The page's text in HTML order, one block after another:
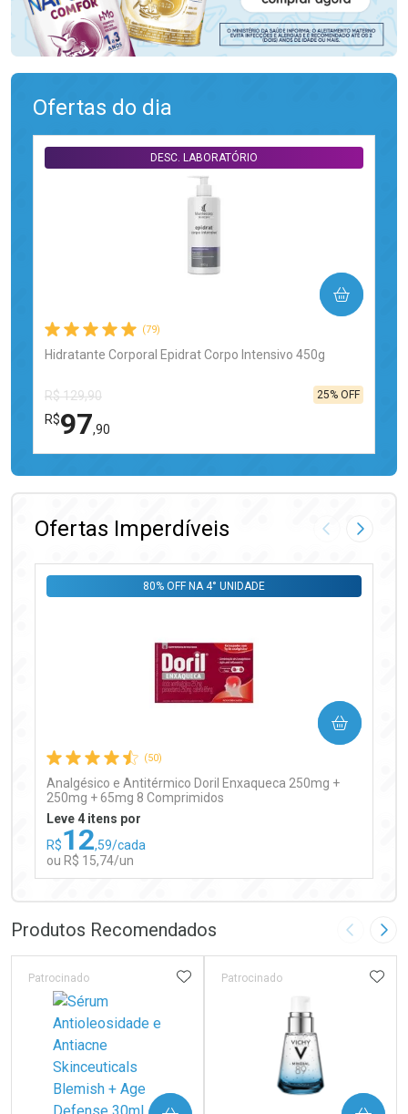
Ofertas do dia
(79)
Hidratante Corporal Epidrat Corpo Intensivo 450g
DESC. LABORATÓRIO
R$ 129,90
R$97,90
25% OFF
COMPRAR
FECHAR
FECHAR
Ofertas Imperdíveis Imagem
(50)
Analgésico e Antitérmico Doril Enxaqueca 250mg +
250mg + 65mg 8 Comprimidos
80% OFF NA 4° UNIDADE
Leve 4 itens por
R$12,59/cada
ou R$ 15,74/un
COMPRAR
Laboratório
Ativar Desconto
Por Menos
Produtos Recomendados Imagem
Patrocinado ADICIONAR AOS FAVORITOS
Patrocinado